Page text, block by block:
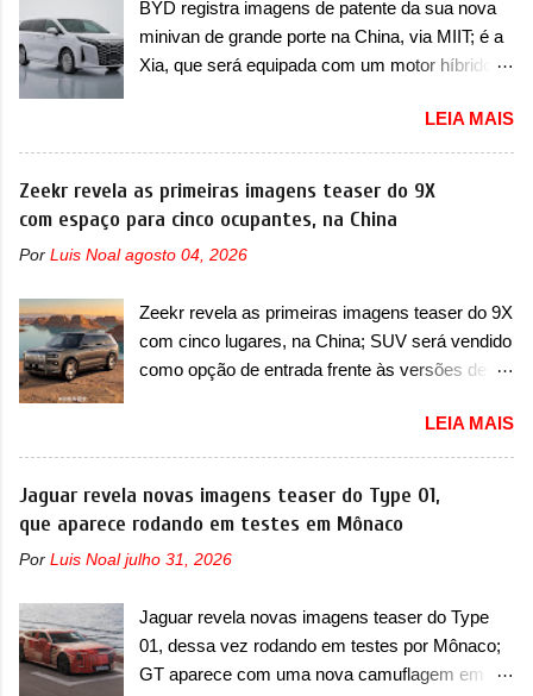
que time que está ganhando se mexe sim. Ao
longo da sua história, ela...
que vão atualizá-los para a identidade visual
mais moderna da marca, mas ainda sem
motivos para que essa mudança já seja tão
nada os primeiros consumidores). Pelas
imagens teaser, se percebe que o sedã contará
com um novo para-choque na dianteira. Ele
passa a trazer um vinco horizontal mais
destacado que atravessa toda a dianteira do
faróis. Ele ainda possui um espaço para a placa
novo abaixo do vinco e uma nova entrada de ar
BYD registra imagens de patente da sua nova
minivan de grande porte na China, via MIIT; é a
Xia, que será equipada com um motor híbrido
de patente de uma nova minivan, na China.
Registradas no Ministério da Indústria e
Tecnologia da Informação, o MIIT, a BYD Xia é
uma nova minivan que a marca chinesa
apresentará aos consumidores chineses para
além da minivan conhecida como Song Max.
(PHEV), a nova minivan vai colocar a marca
para concorrer com uma série de outras
minivans de porte similar, visto que por lá o
várias opções). Em termos de design, a Xia se
destaca por trazer uma dianteira com faróis
retangulares e inclinados. Os faróis possuem
projetores em LED e uma parte superior com
luzes diurnas (DRL) em LED na parte superior
por meio de uma barra em LED que passa
abaixo da barra prateada que aparece na parte
sup...
LEIA MAIS
Zeekr revela as primeiras imagens teaser do 9X
com espaço para cinco ocupantes, na China
Por Luis Noal agosto 04, 2026
Zeekr revela as primeiras imagens teaser do 9X
com cinco lugares, na China; SUV será vendido
como opção de entrada frente às versões de
uma configuração mais simples para os
interessados no 9X, na China. O SUV topo de
linha da marca poderá ser vendido com uma
opção de cinco lugares, que ficará posicionada
de seis lugares, dispostos em três filas de
será vendido com uma configuração padrão, de
cinco lugares (2+3), que entrou em regime de
pré-venda na China, indicando seu lançamento
LEIA MAIS
Jaguar revela novas imagens teaser do Type 01,
que aparece rodando em testes em Mônaco
Por Luis Noal julho 31, 2026
Jaguar revela novas imagens teaser do Type
01, dessa vez rodando em testes por Mônaco;
GT aparece com uma nova camuflagem em